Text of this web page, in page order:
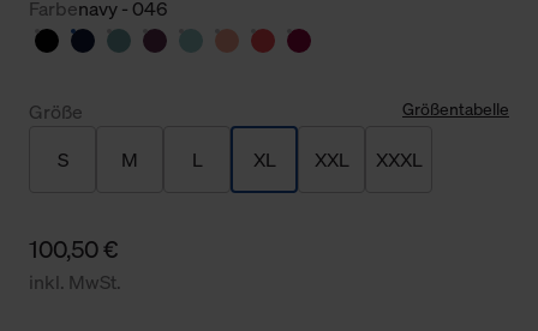
Farbenavy - 046
Größe Größentabelle
S M L XL XXL XXXL
100,50 €
inkl. MwSt.